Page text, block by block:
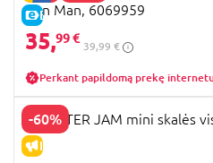
E-KAINA
Iron Man, 6069959
35,99 €
39,99 €
Perkant papildomą prekę internetu
-60%
IŠPARDAVIMAS
MONSTER JAM mini skalės